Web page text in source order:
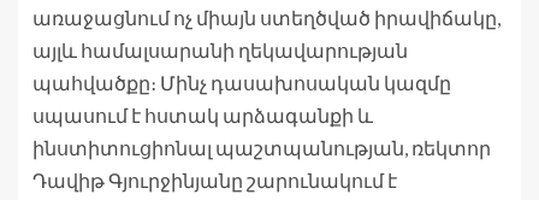
առաջացնում ոչ միայն ստեղծված իրավիճակը,
այլև համալսարանի ղեկավարության
պահվածքը։ Մինչ դասախոսական կազմը
սպասում է հստակ արձագանքի և
ինստիտուցիոնալ պաշտպանության, ռեկտոր
Դավիթ Գյուրջինյանը շարունակում է